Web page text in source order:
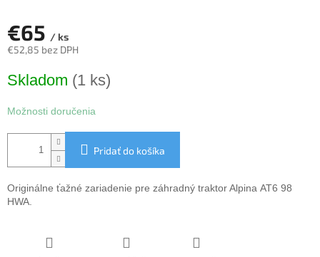
€65 / ks
€52,85 bez DPH
cena:
Skladom (1 ks)
Možnosti doručenia
Pridať do košíka
Originálne ťažné zariadenie pre záhradný traktor Alpina AT6 98
HWA.